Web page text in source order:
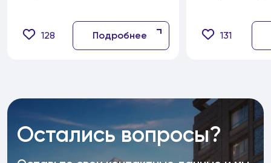
128 Подробнее 131
Остались вопросы?